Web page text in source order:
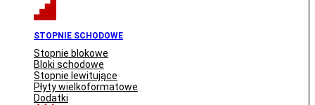
STOPNIE SCHODOWE
Stopnie blokowe
Bloki schodowe
Stopnie lewitujące
Płyty wielkoformatowe
Dodatki